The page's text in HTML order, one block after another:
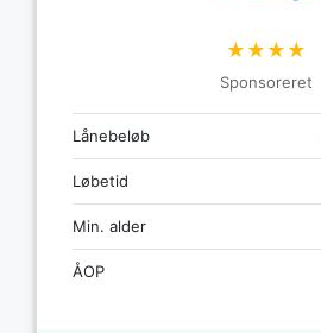
★★★★
Sponsoreret
Lånebeløb
Løbetid
Min. alder
ÅOP